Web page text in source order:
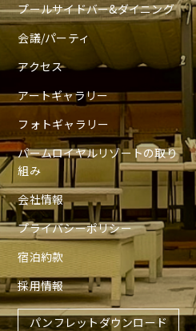
プールサイドバー&ダイニング
会議/パーティ
アクセス
アートギャラリー
フォトギャラリー
パームロイヤルリゾートの取り
組み
会社情報
プライバシーポリシー
宿泊約款
採用情報
パンフレットダウンロード